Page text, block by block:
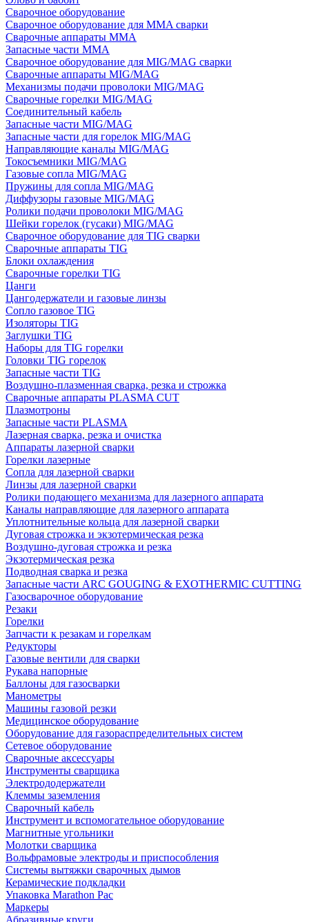
Сварочное оборудование
Сварочное оборудование для MMA сварки
Сварочные аппараты MMA
Запасные части MMA
Сварочное оборудование для MIG/MAG сварки
Сварочные аппараты MIG/MAG
Механизмы подачи проволоки MIG/MAG
Сварочные горелки MIG/MAG
Соединительный кабель
Запасные части MIG/MAG
Запасные части для горелок MIG/MAG
Направляющие каналы MIG/MAG
Токосъемники MIG/MAG
Газовые сопла MIG/MAG
Пружины для сопла MIG/MAG
Диффузоры газовые MIG/MAG
Ролики подачи проволоки MIG/MAG
Шейки горелок (гусаки) MIG/MAG
Сварочное оборудование для TIG сварки
Сварочные аппараты TIG
Блоки охлаждения
Сварочные горелки TIG
Цанги
Цангодержатели и газовые линзы
Сопло газовое TIG
Изоляторы TIG
Заглушки TIG
Наборы для TIG горелки
Головки TIG горелок
Запасные части TIG
Воздушно-плазменная сварка, резка и строжка
Сварочные аппараты PLASMA CUT
Плазмотроны
Запасные части PLASMA
Лазерная сварка, резка и очистка
Аппараты лазерной сварки
Горелки лазерные
Сопла для лазерной сварки
Линзы для лазерной сварки
Ролики подающего механизма для лазерного аппарата
Каналы направляющие для лазерного аппарата
Уплотнительные кольца для лазерной сварки
Дуговая строжка и экзотермическая резка
Воздушно-дуговая строжка и резка
Экзотермическая резка
Подводная сварка и резка
Запасные части ARC GOUGING & EXOTHERMIC CUTTING
Газосварочное оборудование
Резаки
Горелки
Запчасти к резакам и горелкам
Редукторы
Газовые вентили для сварки
Рукава напорные
Баллоны для газосварки
Манометры
Машины газовой резки
Медицинское оборудование
Оборудование для газораспределительных систем
Сетевое оборудование
Сварочные аксессуары
Инструменты сварщика
Электрододержатели
Клеммы заземления
Сварочный кабель
Инструмент и вспомогательное оборудование
Магнитные угольники
Молотки сварщика
Вольфрамовые электроды и приспособления
Системы вытяжки сварочных дымов
Керамические подкладки
Упаковка Marathon Pac
Маркеры
Абразивные круги